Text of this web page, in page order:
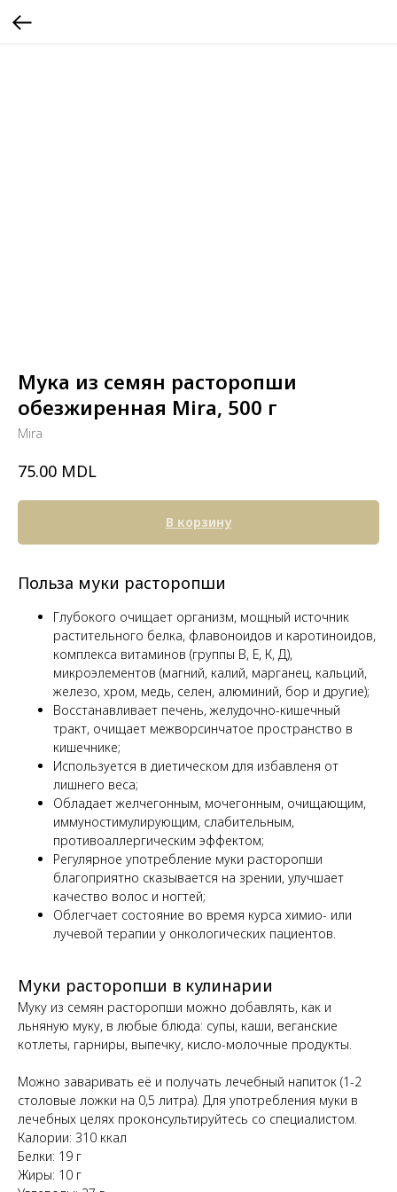
Мука из семян расторопши
обезжиренная Mira, 500 г
Mira
75.00 MDL
В корзину
Польза муки расторопши
Глубокого очищает организм, мощный источник
растительного белка, флавоноидов и каротиноидов,
комплекса витаминов (группы В, Е, К, Д),
микроэлементов (магний, калий, марганец, кальций,
железо, хром, медь, селен, алюминий, бор и другие);
Восстанавливает печень, желудочно-кишечный
тракт, очищает межворсинчатое пространство в
кишечнике;
Используется в диетическом для избавленя от
лишнего веса;
Обладает желчегонным, мочегонным, очищающим,
иммуностимулирующим, слабительным,
противоаллергическим эффектом;
Регулярное употребление муки расторопши
благоприятно сказывается на зрении, улучшает
качество волос и ногтей;
Облегчает состояние во время курса химио- или
лучевой терапии у онкологических пациентов.
Муки расторопши в кулинарии
Муку из семян расторопши можно добавлять, как и
льняную муку, в любые блюда: супы, каши, веганские
котлеты, гарниры, выпечку, кисло-молочные продукты.
Можно заваривать её и получать лечебный напиток (1-2
столовые ложки на 0,5 литра). Для употребления муки в
лечебных целях проконсультируйтесь со специалистом.
Калории: 310 ккал
Белки: 19 г
Жиры: 10 г